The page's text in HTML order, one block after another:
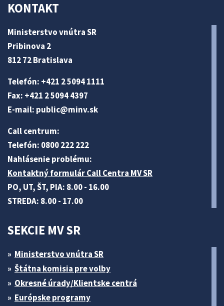
KONTAKT
Ministerstvo vnútra SR
Pribinova 2
812 72 Bratislava
Telefón: +421 2 5094 1111
Fax: +421 2 5094 4397
E-mail: public@minv.sk
Call centrum:
Telefón: 0800 222 222
Nahlásenie problému:
Kontaktný formulár Call Centra MV SR
PO, UT, ŠT, PIA: 8.00 - 16.00
STREDA: 8.00 - 17.00
SEKCIE MV SR
Ministerstvo vnútra SR
Štátna komisia pre volby
Okresné úrady/Klientske centrá
Európske programy